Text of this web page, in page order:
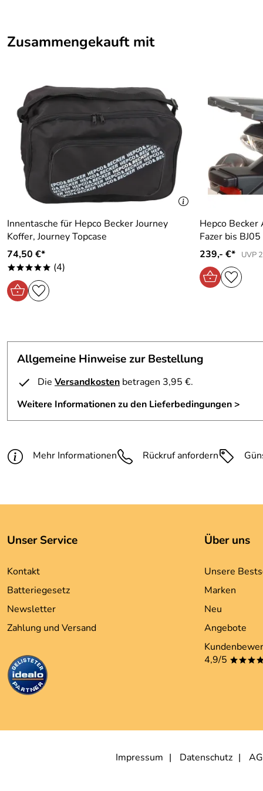
Zusammengekauft mit
Innentasche für Hepco Becker Journey
Koffer, Journey Topcase
74,50 €*
***** (4)
Hepco Becker
Fazer bis BJ05
239,- €*
UVP
Allgemeine Hinweise zur Bestellung
Die Versandkosten betragen 3,95 €.
Weitere Informationen zu den Lieferbedingungen >
Mehr Informationen Rückruf anfordern
Unser Service
Kontakt
Batteriegesetz
Newsletter
Zahlung und Versand
Über uns
Unsere
Marken
Neu
Angebote
4,9/5
Impressum Datenschutz